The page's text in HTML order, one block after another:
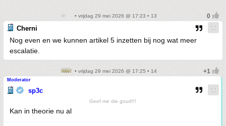
• vrijdag 29 mei 2026 @ 17:23 • 13
Cherni
Nog even en we kunnen artikel 5 inzetten bij nog wat meer
escalatie.
• vrijdag 29 mei 2026 @ 17:25 • 14
Moderator
sp3c
Geef me die goud!!!
Kan in theorie nu al